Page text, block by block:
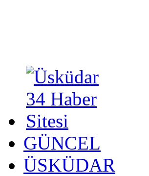
GÜNCEL
ÜSKÜDAR